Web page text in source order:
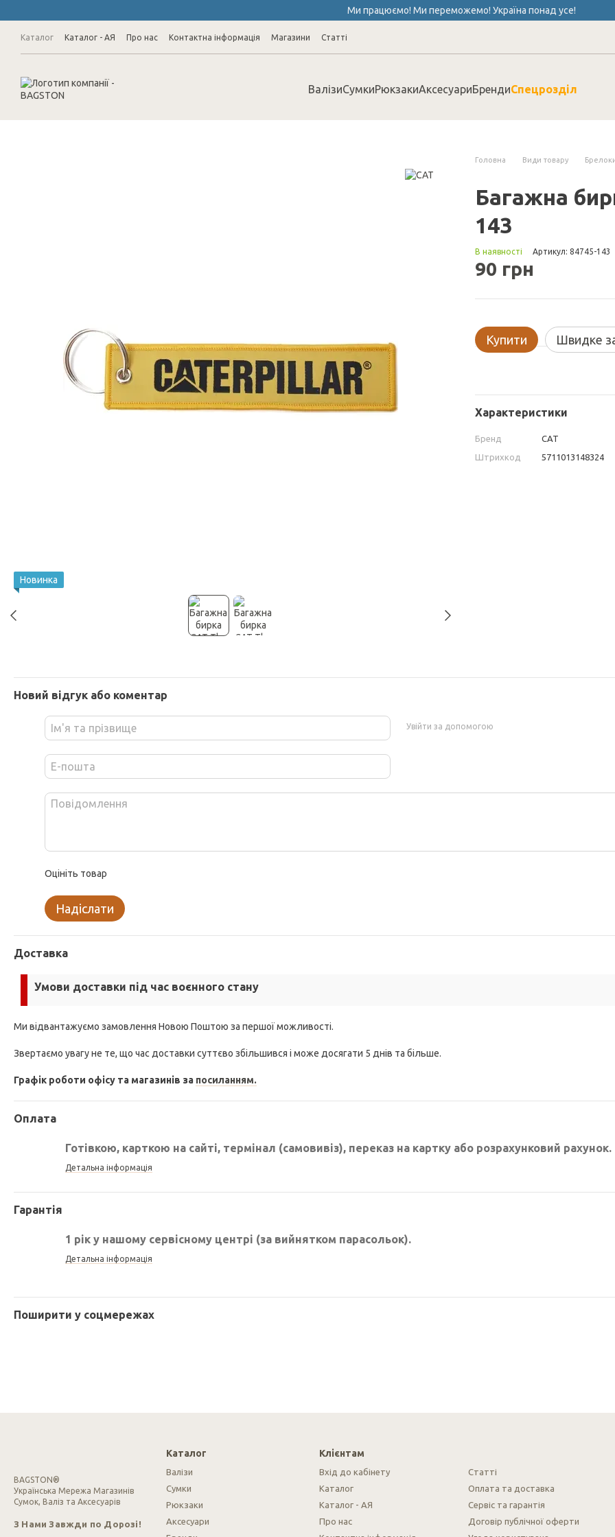
Ми працюємо! Ми переможемо! Україна понад усе!
Каталог Каталог - АЯ Про нас Контактна інформація Магазини Cтатті
ВалізиСумкиРюкзакиАксесуариБрендиСпецрозділ
Новинка
Головна Види товару
Багажна
143
В наявності Артикул: 84745-143
90 грн
Купити Швидке
Характеристики
Бренд
CAT
Штрихкод
5711013148324
Новий відгук або коментар
Увійти за допомогою
Оцініть товар
Надіслати
Доставка
Умови доставки під час воєнного стану
Ми відвантажуємо замовлення Новою Поштою за першої можливості.
Звертаємо увагу не те, що час доставки суттєво збільшився і може досягати 5 днів та більше.
Графік роботи офісу та магазинів за посиланням.
Оплата
Готівкою, карткою на сайті, термінал (самовивіз), переказ на картку або розрахунковий рахунок.
Детальна інформація
Гарантія
1 рік у нашому сервісному центрі (за вийнятком парасольок).
Детальна інформація
Поширити у соцмережах
BAGSTON®
Українська Мережа Магазинів
Сумок, Валіз та Аксесуарів
З Нами Завжди по Дорозі!
Каталог
Валізи
Сумки
Рюкзаки
Аксесуари
Клієнтам
Вхід до кабінету
Каталог
Каталог - АЯ
Про нас
Cтатті
Оплата та доставка
Сервіс та гарантія
Договір публічної оферти